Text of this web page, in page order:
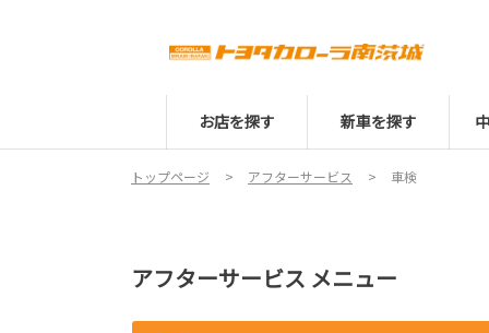
お店を探す 新車を探す
トップページ アフターサービス 車検
アフターサービス メニュー